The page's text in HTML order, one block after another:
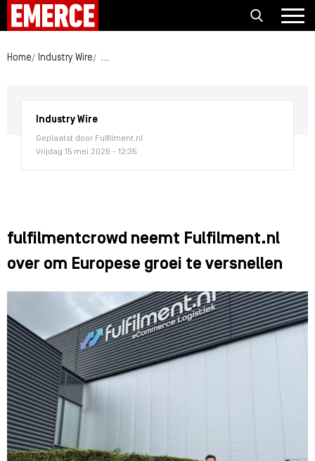
Home Industry Wire fulfilmentcrowd neemt Fulfilment.nl over om
Industry Wire
Geplaatst door Fulfilment.nl
Vrijdag 15 mei 2026 - 12:35
fulfilmentcrowd neemt Fulfilment.nl
over om Europese groei te versnellen